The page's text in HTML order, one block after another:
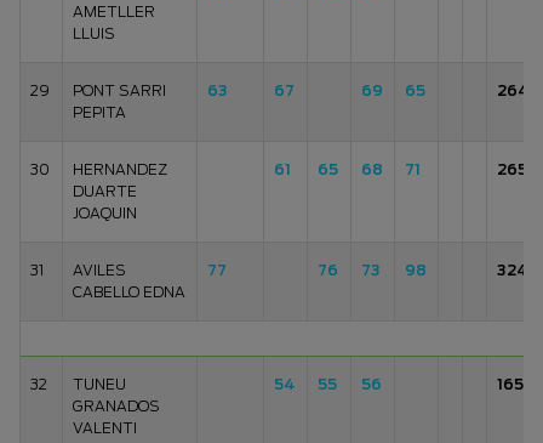
AMETLLER
LLUIS
29
PONT SARRI
PEPITA
63 67 69 65 264
30
HERNANDEZ
DUARTE
JOAQUIN
61 65 68 71 265
31
AVILES
CABELLO EDNA
77 76 73 98 324
32
TUNEU
GRANADOS
VALENTI
54 55 56 165